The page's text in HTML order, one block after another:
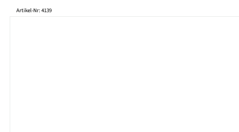
Produktgalerie überspringen
Artikel-Nr: 4139